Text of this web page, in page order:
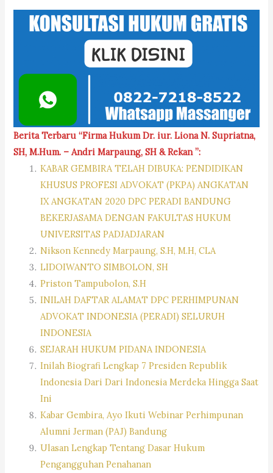
Berita Terbaru “Firma Hukum Dr. iur. Liona N. Supriatna,
SH, M.Hum. – Andri Marpaung, SH & Rekan ”:
KABAR GEMBIRA TELAH DIBUKA: PENDIDIKAN
KHUSUS PROFESI ADVOKAT (PKPA) ANGKATAN
IX ANGKATAN 2020 DPC PERADI BANDUNG
BEKERJASAMA DENGAN FAKULTAS HUKUM
UNIVERSITAS PADJADJARAN
Nikson Kennedy Marpaung, S.H, M.H, CLA
LIDOIWANTO SIMBOLON, SH
Priston Tampubolon, S.H
INILAH DAFTAR ALAMAT DPC PERHIMPUNAN
ADVOKAT INDONESIA (PERADI) SELURUH
INDONESIA
SEJARAH HUKUM PIDANA INDONESIA
Inilah Biografi Lengkap 7 Presiden Republik
Indonesia Dari Dari Indonesia Merdeka Hingga Saat
Ini
Kabar Gembira, Ayo Ikuti Webinar Perhimpunan
Alumni Jerman (PAJ) Bandung
Ulasan Lengkap Tentang Dasar Hukum
Pengangguhan Penahanan